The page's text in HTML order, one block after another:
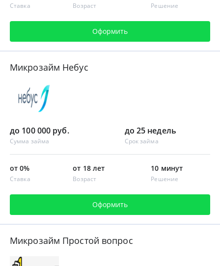
Ставка Возраст Решение
Оформить
Микрозайм Небус
до 100 000 руб.
Сумма займа
до 25 недель
Срок займа
от 0%
Ставка
от 18 лет
Возраст
10 минут
Решение
Оформить
Микрозайм Простой вопрос